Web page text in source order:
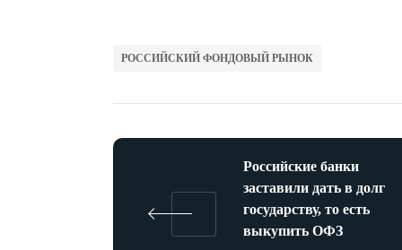
РОССИЙСКИЙ ФОНДОВЫЙ РЫНОК
Российские банки
заставили дать в долг
государству, то есть
выкупить ОФЗ